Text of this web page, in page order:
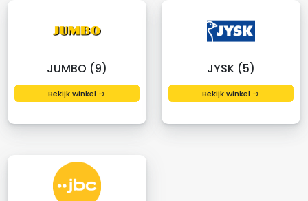
JUMBO (9)
Bekijk winkel →
JYSK (5)
Bekijk winkel →